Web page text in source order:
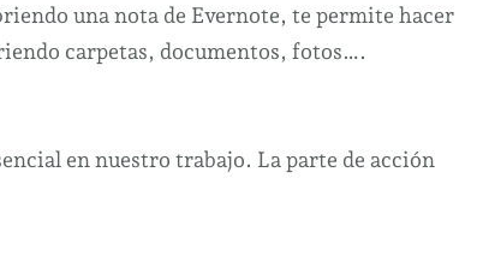
una nota de Evernote, te permite hacer
carpetas, documentos, fotos….
en nuestro trabajo. La parte de acción